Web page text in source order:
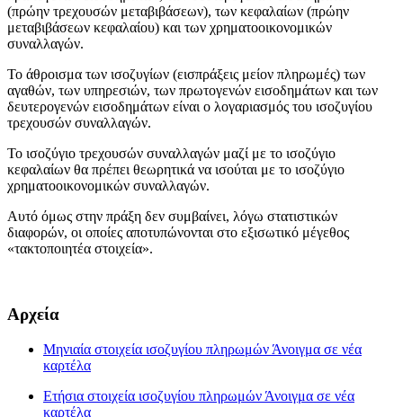
(πρώην τρεχουσών μεταβιβάσεων), των κεφαλαίων (πρώην
μεταβιβάσεων κεφαλαίου) και των χρηματοοικονομικών
συναλλαγών.
Το άθροισμα των ισοζυγίων (εισπράξεις μείον πληρωμές) των
αγαθών, των υπηρεσιών, των πρωτογενών εισοδημάτων και των
δευτερογενών εισοδημάτων είναι ο λογαριασμός του ισοζυγίου
τρεχουσών συναλλαγών.
Το ισοζύγιο τρεχουσών συναλλαγών μαζί με το ισοζύγιο
κεφαλαίων θα πρέπει θεωρητικά να ισούται με το ισοζύγιο
χρηματοοικονομικών συναλλαγών.
Αυτό όμως στην πράξη δεν συμβαίνει, λόγω στατιστικών
διαφορών, οι οποίες αποτυπώνονται στο εξισωτικό μέγεθος
«τακτοποιητέα στοιχεία».
Αρχεία
Μηνιαία στοιχεία ισοζυγίου πληρωμών Άνοιγμα σε νέα
καρτέλα
Ετήσια στοιχεία ισοζυγίου πληρωμών Άνοιγμα σε νέα
καρτέλα